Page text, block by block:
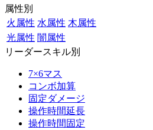
属性別
火属性 水属性 木属性
光属性 闇属性
リーダースキル別
7×6マス
コンボ加算
固定ダメージ
操作時間延長
操作時間固定